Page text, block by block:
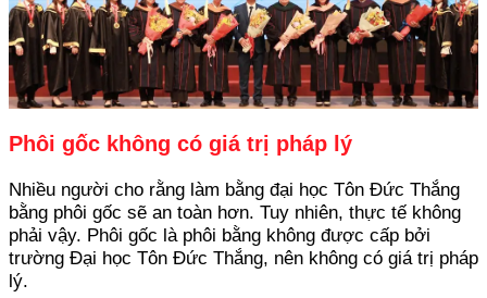
Phôi gốc không có giá trị pháp lý
Nhiều người cho rằng làm bằng đại học Tôn Đức Thắng
bằng phôi gốc sẽ an toàn hơn. Tuy nhiên, thực tế không
phải vậy. Phôi gốc là phôi bằng không được cấp bởi
trường Đại học Tôn Đức Thắng, nên không có giá trị pháp
lý.